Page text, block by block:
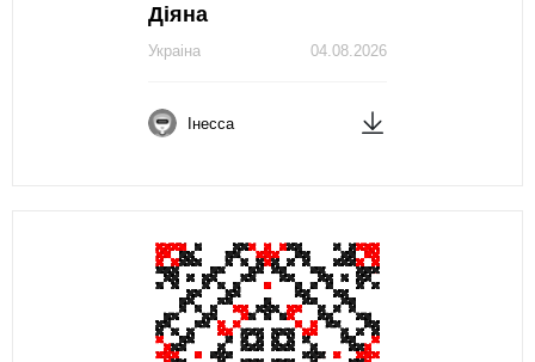
Діяна
04.08.2026
Украіна
Інесса